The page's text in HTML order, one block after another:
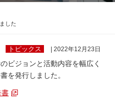
イトすべてを検索する
した
トピックス | 2022年12月23日
ビジョンと活動内容を幅広く
を発行しました。
書